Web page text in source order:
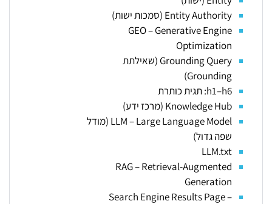
Entity Authority (סמכות ישות)
GEO – Generative Engine
Optimization
Grounding Query (שאילתת
Grounding)
h1–h6: תגית כותרת
Knowledge Hub (מרכז ידע)
LLM – Large Language Model (מודל
שפה גדול)
LLM.txt
RAG – Retrieval-Augmented
Generation
Search Engine Results Page –